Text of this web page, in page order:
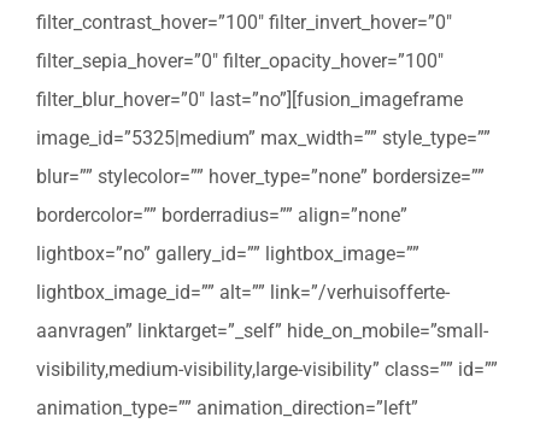
filter_contrast_hover=”100″ filter_invert_hover=”0″
filter_sepia_hover=”0″ filter_opacity_hover=”100″
filter_blur_hover=”0″ last=”no”][fusion_imageframe
image_id=”5325|medium” max_width=”” style_type=””
blur=”” stylecolor=”” hover_type=”none” bordersize=””
bordercolor=”” borderradius=”” align=”none”
lightbox=”no” gallery_id=”” lightbox_image=””
lightbox_image_id=”” alt=”” link=”/verhuisofferte-
aanvragen” linktarget=”_self” hide_on_mobile=”small-
visibility,medium-visibility,large-visibility” class=”” id=””
animation_type=”” animation_direction=”left”